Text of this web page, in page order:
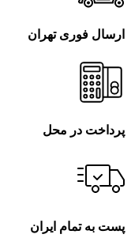
ارسال فوری تهران
پرداخت در محل
پست به تمام ایران